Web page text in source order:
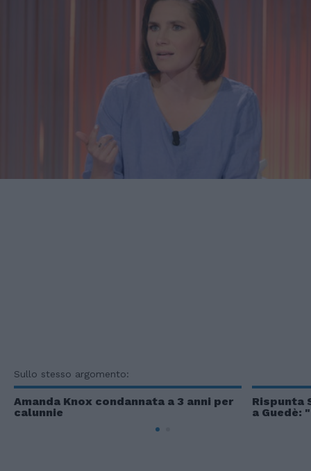
Sullo stesso argomento:
Amanda Knox condannata a 3 anni per
calunnie
Rispunta
a Guedè: